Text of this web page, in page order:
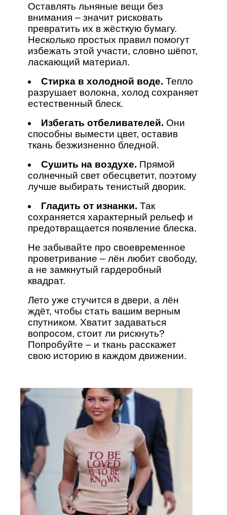
Оставлять льняные вещи без
внимания – значит рисковать
превратить их в жёсткую бумагу.
Несколько простых правил помогут
избежать этой участи, словно шёпот,
ласкающий материал.
Стирка в холодной воде. Тепло
разрушает волокна, холод сохраняет
естественный блеск.
Избегать отбеливателей. Они
способны вымести цвет, оставив
ткань безжизненно бледной.
Сушить на воздухе. Прямой
солнечный свет обесцветит, поэтому
лучше выбирать тенистый дворик.
Гладить от изнанки. Так
сохраняется характерный рельеф и
предотвращается появление блеска.
Не забывайте про своевременное
проветривание – лён любит свободу,
а не замкнутый гардеробный
квадрат.
Лето уже стучится в двери, а лён
ждёт, чтобы стать вашим верным
спутником. Хватит задаваться
вопросом, стоит ли рискнуть?
Попробуйте – и ткань расскажет
свою историю в каждом движении.